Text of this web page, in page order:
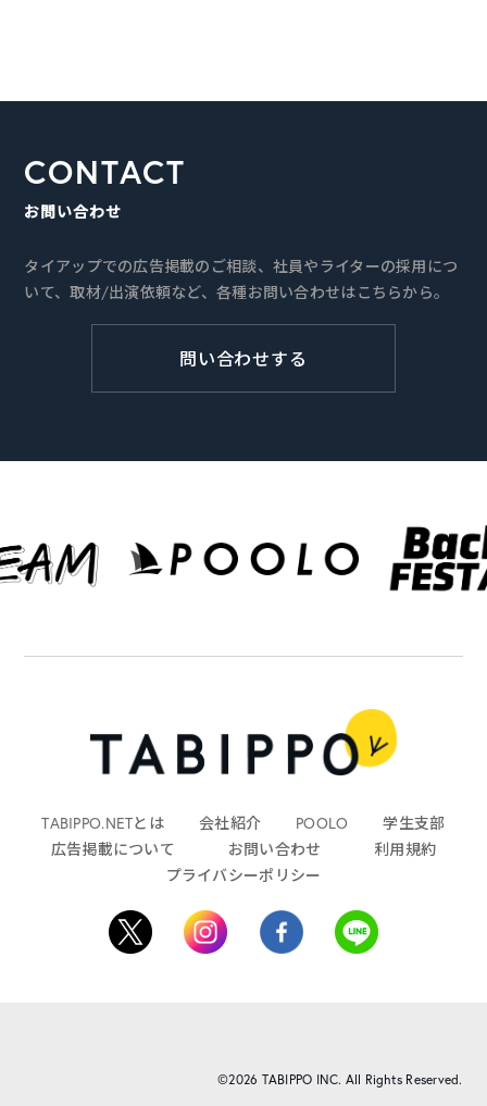
CONTACT
お問い合わせ
タイアップでの広告掲載のご相談、社員やライターの採用につ
いて、取材/出演依頼など、各種お問い合わせはこちらから。
問い合わせする
TABIPPO.NETとは 会社紹介 POOLO
学生支部
広告掲載について
お問い合わせ
利用規約
プライバシーポリシー
©2026 TABIPPO INC. All Rights Reserved.